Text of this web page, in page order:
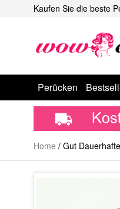
Kaufen Sie die beste
Perücken
Home / Gut